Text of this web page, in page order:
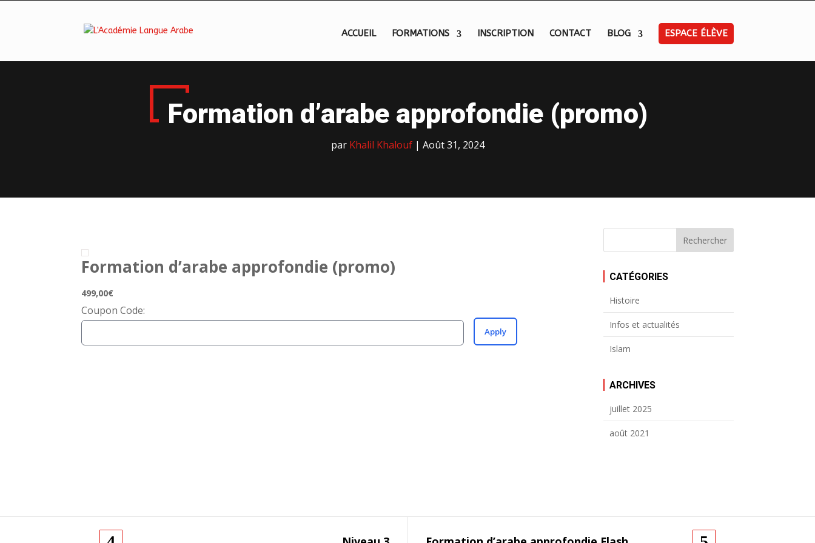
ACCUEIL FORMATIONS INSCRIPTION CONTACT BLOG ESPACE ÉLÈVE
Formation d’arabe approfondie (promo)
par Khalil Khalouf| Août 31, 2024
Formation d’arabe approfondie (promo)
499,00€
Coupon Code:
Apply
CATÉGORIES
Histoire
Infos et actualités
Islam
ARCHIVES
juillet 2025
août 2021